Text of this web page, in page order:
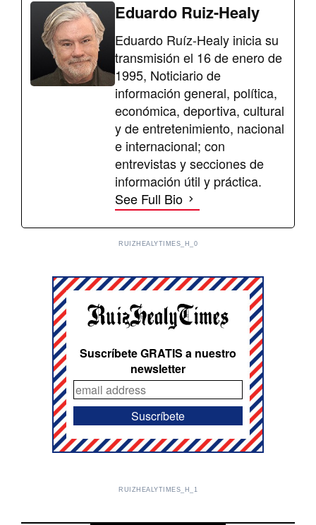
Eduardo Ruiz-Healy
Eduardo Ruíz-Healy inicia su
transmisión el 16 de enero de
1995, Noticiario de
información general, política,
económica, deportiva, cultural
y de entretenimiento, nacional
e internacional; con
entrevistas y secciones de
información útil y práctica.
See Full Bio
RUIZHEALYTIMES_H_0
Suscríbete GRATIS a nuestro
newsletter
RUIZHEALYTIMES_H_1